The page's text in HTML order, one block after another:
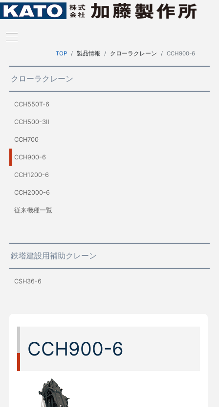
TOP 製品情報 クローラクレーン CCH900-6
クローラクレーン
CCH550T-6
CCH500-3Ⅱ
CCH700
CCH900-6
CCH1200-6
CCH2000-6
従来機種一覧
鉄塔建設用補助クレーン
CSH36-6
CCH900-6